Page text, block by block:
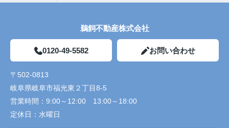
鵜飼不動産株式会社
0120-49-5582 お問い合わせ
〒502-0813
岐阜県岐阜市福光東２丁目8-5
営業時間： 9:00～12:00 13:00～18:00
定休日： 水曜日